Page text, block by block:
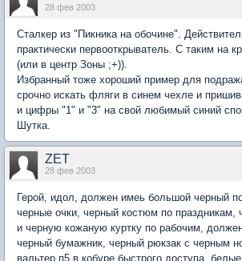
28 фев 2003
Сталкер из "Пикника на обочине".
практически первооткрыватель. С таким на
(или в центр Зоны ;+)).
Избранный тоже хороший пример для
срочно искать фляги в синем чехле и
и цифры "1" и "3" на свой любимый синий
Шутка.
ZET
28 фев 2003
Герой, идол, должен имеь большой черный
черные очки, черный костюм по праздникам,
и черную кожаную куртку по рабочим,
черный бумажник, черный рюкзак с черным
вальтер п5 в кобуре быстрого доступа,